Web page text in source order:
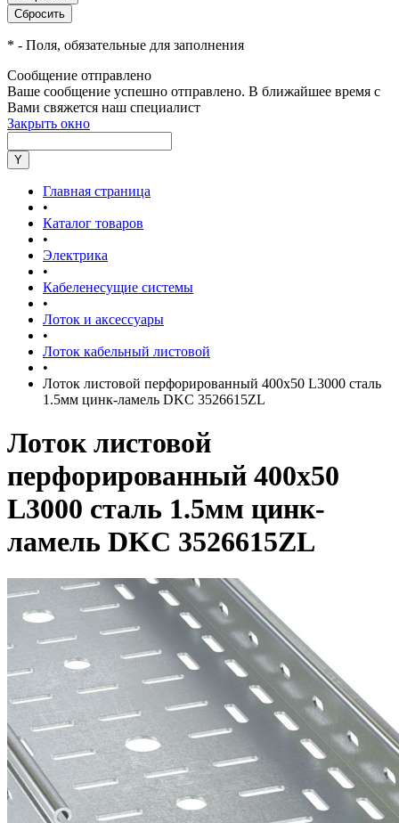
* - Поля, обязательные для заполнения
Сообщение отправлено
Ваше сообщение успешно отправлено. В ближайшее время с
Вами свяжется наш специалист
Закрыть окно
Главная страница
•
Каталог товаров
•
Электрика
•
Кабеленесущие системы
•
Лоток и аксессуары
•
Лоток кабельный листовой
•
Лоток листовой перфорированный 400х50 L3000 сталь
1.5мм цинк-ламель DKC 3526615ZL
Лоток листовой
перфорированный 400х50
L3000 сталь 1.5мм цинк-
ламель DKC 3526615ZL